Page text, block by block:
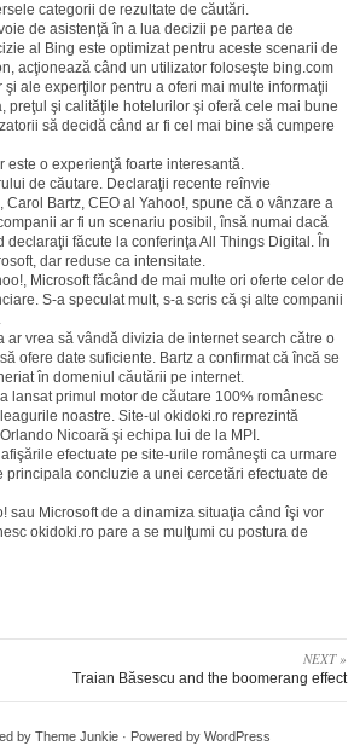
categorii de rezultate de căutări.
de asistenţă în a lua decizii pe partea de
al Bing este optimizat pentru aceste scenarii de
acţio­nea­ză când un utilizator foloseşte bing.com
ale experţilor pentru a oferi mai multe informaţii
preţul şi calităţile hotelurilor şi oferă cele mai bune
să decidă când ar fi cel mai bine să cumpere
este o experienţă foarte interesantă.
de căutare. Declaraţii recente reînvie
Bartz, CEO al Yahoo!, spune că o vânzare a
ar fi un scenariu posibil, însă numai dacă
făcute la conferinţa All Things Digital. În
dar reduse ca intensitate.
Micro­soft făcând de mai multe ori ofer­te celor de
S-a speculat mult, s-a scris că şi alte companii
ar vrea să vândă divizia de internet search către o
ofere date suficiente. Bartz a confirmat că încă se
în domeniul căutării pe internet.
lansat primul motor de căutare 100% româ­nesc
noastre. Site-ul okidoki.ro reprezintă
Nicoară şi echipa lui de la MPI.
efectuate pe site-urile româneşti ca urmare
concluzie a unei cercetări efectuate de
sau Microsoft de a dinamiza situaţia când îşi vor
okidoki.ro pare a se mulţumi cu postura de
NEXT »
Traian Băsescu and the boomerang effect
by Theme Junkie · Powered by WordPress